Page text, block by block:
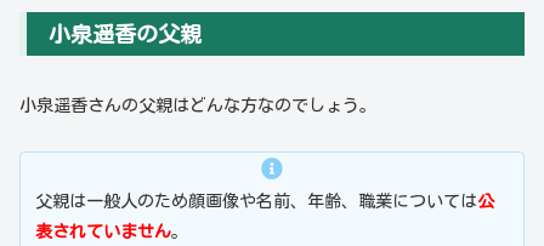
小泉遥香の父親
小泉遥香さんの父親はどんな方なのでしょう。
父親は一般人のため顔画像や名前、年齢、職業については公
表されていません。